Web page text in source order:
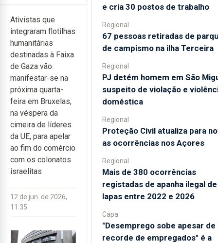
Ativistas que
integraram flotilhas
humanitárias
destinadas à Faixa
de Gaza vão
manifestar-se na
próxima quarta-
feira em Bruxelas,
na véspera da
cimeira de líderes
da UE, para apelar
ao fim do comércio
com os colonatos
israelitas
12 de jun. de 2026,
11:35
e cria 30 postos de trabalho
Regional
67 pessoas retiradas de
de campismo na ilha Terceira
Regional
PJ detém homem em São
suspeito de violação e
doméstica
Regional
Proteção Civil atualiza para
as ocorrências nos Açores
Regional
Mais de 380 ocorrências
registadas de apanha ilegal de
lapas entre 2022 e 2026
Capa
"Desemprego sobe apesar de
recorde de empregados" é a